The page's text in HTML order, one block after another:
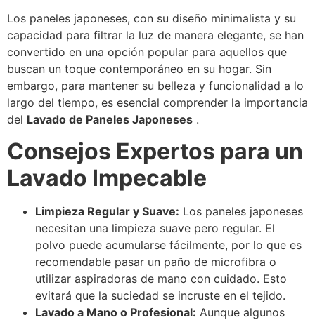
Los paneles japoneses, con su diseño minimalista y su
capacidad para filtrar la luz de manera elegante, se han
convertido en una opción popular para aquellos que
buscan un toque contemporáneo en su hogar. Sin
embargo, para mantener su belleza y funcionalidad a lo
largo del tiempo, es esencial comprender la importancia
del Lavado de Paneles Japoneses .
Consejos Expertos para un
Lavado Impecable
Limpieza Regular y Suave: Los paneles japoneses
necesitan una limpieza suave pero regular. El
polvo puede acumularse fácilmente, por lo que es
recomendable pasar un paño de microfibra o
utilizar aspiradoras de mano con cuidado. Esto
evitará que la suciedad se incruste en el tejido.
Lavado a Mano o Profesional: Aunque algunos